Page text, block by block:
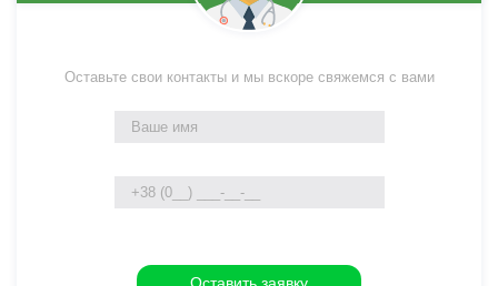
Оставьте свои контакты и мы вскоре свяжемся с вами